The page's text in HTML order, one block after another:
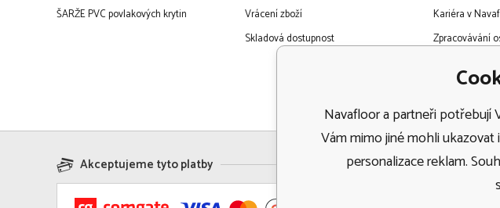
ŠARŽE PVC povlakových krytin
Vrácení zboží
Skladová dostupnost
Kariéra v
Zpracovávání
Akceptujeme tyto platby Doprava
Navafloor a partneři potřebují
Vám mimo jiné mohli
personalizace reklam.